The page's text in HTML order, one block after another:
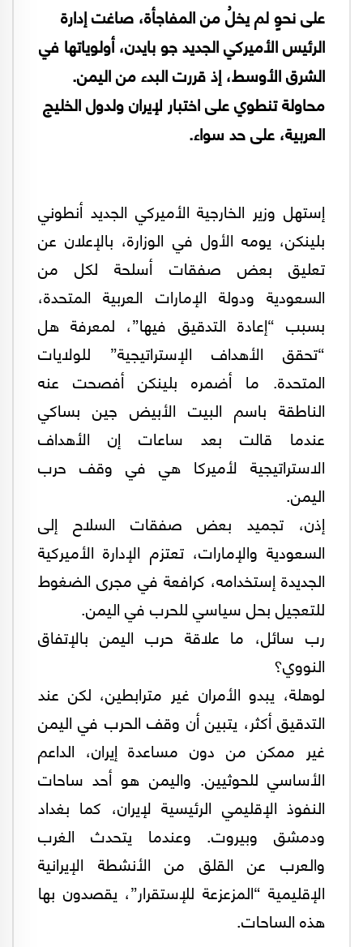
على نحوٍ لم يخلُ من المفاجأة، صاغت إدارة
الرئيس الأميركي الجديد جو بايدن، أولوياتها في
الشرق الأوسط، إذ قررت البدء من اليمن.
محاولة تنطوي على اختبار لإيران ولدول الخليج
العربية، على حد سواء.
إستهل وزير الخارجية الأميركي الجديد أنطوني
بلينكن، يومه الأول في الوزارة، بالإعلان عن
تعليق بعض صفقات أسلحة لكل من
السعودية ودولة الإمارات العربية المتحدة،
بسبب “إعادة التدقيق فيها”، لمعرفة هل
“تحقق الأهداف الإستراتيجية” للولايات
المتحدة. ما أضمره بلينكن أفصحت عنه
الناطقة باسم البيت الأبيض جين بساكي
عندما قالت بعد ساعات إن الأهداف
الاستراتيجية لأميركا هي في وقف حرب
اليمن.
إذن، تجميد بعض صفقات السلاح إلى
السعودية والإمارات، تعتزم الإدارة الأميركية
الجديدة إستخدامه، كرافعة في مجرى الضغوط
للتعجيل بحل سياسي للحرب في اليمن.
رب سائل، ما علاقة حرب اليمن بالإتفاق
النووي؟
لوهلة، يبدو الأمران غير مترابطين، لكن عند
التدقيق أكثر، يتبين أن وقف الحرب في اليمن
غير ممكن من دون مساعدة إيران، الداعم
الأساسي للحوثيين. واليمن هو أحد ساحات
النفوذ الإقليمي الرئيسية لإيران، كما بغداد
ودمشق وبيروت. وعندما يتحدث الغرب
والعرب عن القلق من الأنشطة الإيرانية
الإقليمية “المزعزعة للإستقرار”، يقصدون بها
هذه الساحات.